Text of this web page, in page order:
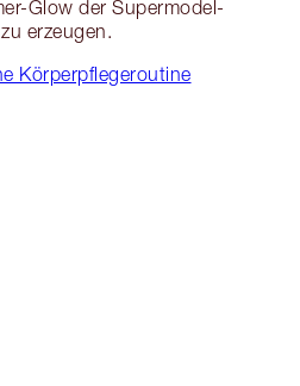
Glow der Supermodel-
erzeugen.
Körperpflegeroutine